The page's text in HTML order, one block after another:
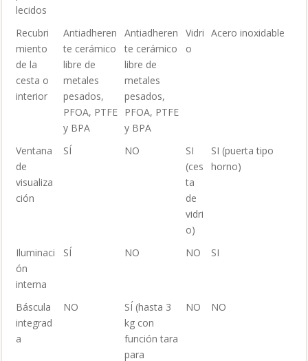
lecidos
Recubri
miento
de la
cesta o
interior
Antiadheren
te cerámico
libre de
metales
pesados,
PFOA, PTFE
y BPA
Antiadheren
te cerámico
libre de
metales
pesados,
PFOA, PTFE
y BPA
Vidri
o
Acero inoxidable
Ventana
de
visualiza
ción
SÍ NO
SI
(ces
ta
de
vidri
o)
SI (puerta tipo
horno)
Iluminaci
ón
interna
SÍ NO NO SI
Báscula
integrad
a
NO
SÍ (hasta 3
kg con
función tara
para
NO NO